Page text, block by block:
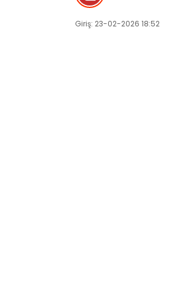
Giriş: 23-02-2026 18:52